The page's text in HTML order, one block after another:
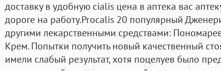
доставку в удобную cialis цена в аптека вас
дороге на работу.Procalis 20 популярный
другими лекарственными средствами:
Крем. Попытки получить новый качественный
имели слабый результат, хотя поцелуев было